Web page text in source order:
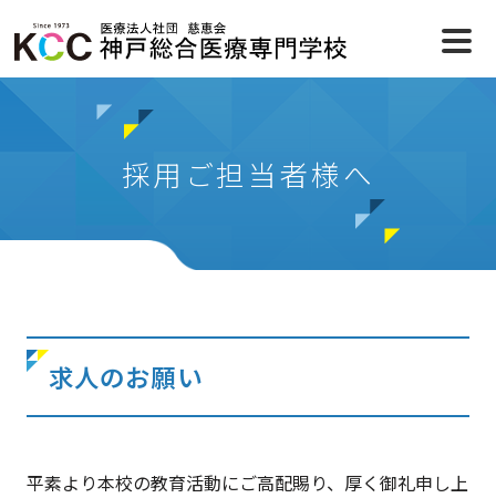
採用ご担当者様へ
求人のお願い
平素より本校の教育活動にご高配賜り、厚く御礼申し上